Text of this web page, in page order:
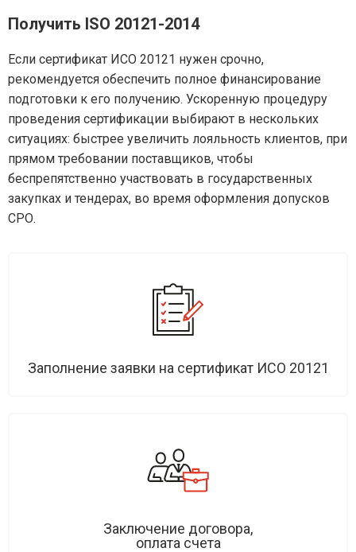
Получить ISO 20121-2014
Если сертификат ИСО 20121 нужен срочно,
рекомендуется обеспечить полное финансирование
подготовки к его получению. Ускоренную процедуру
проведения сертификации выбирают в нескольких
ситуациях: быстрее увеличить лояльность клиентов, при
прямом требовании поставщиков, чтобы
беспрепятственно участвовать в государственных
закупках и тендерах, во время оформления допусков
СРО.
Заполнение заявки на сертификат ИСО 20121
Заключение договора,
оплата счета